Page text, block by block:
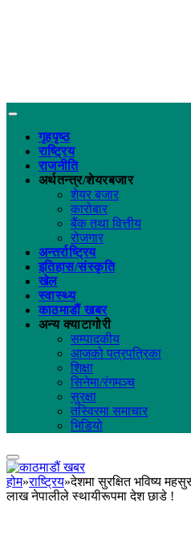
गृहपृष्ठ
राष्ट्रिय
राजनीति
अर्थतन्त्र/शेयरबजार
शेयर बजार
कारोबार
बैंक तथा वित्तीय
रोजगार
अन्तर्राष्ट्रिय
इतिहास/संस्कृति
खेल
स्वास्थ्य
काठमाडौं खबर
अन्य क्याटागोरी
सम्पादकीय
आजको पत्रपत्रिका
शिक्षा
सिनेमा/रंगमञ्च
सुरक्षा
तस्विरमा समाचार
भिडियो
होम»राष्ट्रिय»देशमा सुरक्षित भविष्य
लाख नेपालीले स्थायीरूपमा देश छाडे !